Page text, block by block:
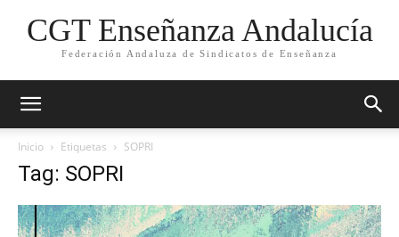
CGT Enseñanza Andalucía
Federación Andaluza de Sindicatos de Enseñanza
Inicio Etiquetas SOPRI
Tag: SOPRI